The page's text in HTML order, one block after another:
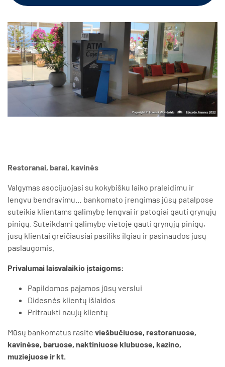
Restoranai, barai, kavinės
Valgymas asocijuojasi su kokybišku laiko praleidimu ir
lengvu bendravimu… bankomato įrengimas jūsų patalpose
suteikia klientams galimybę lengvai ir patogiai gauti grynųjų
pinigų. Suteikdami galimybę vietoje gauti grynųjų pinigų,
jūsų klientai greičiausiai pasiliks ilgiau ir pasinaudos jūsų
paslaugomis.
Privalumai laisvalaikio įstaigoms:
Papildomos pajamos jūsų verslui
Didesnės klientų išlaidos
Pritraukti naujų klientų
Mūsų bankomatus rasite viešbučiuose, restoranuose,
kavinėse, baruose, naktiniuose klubuose, kazino,
muziejuose ir kt.